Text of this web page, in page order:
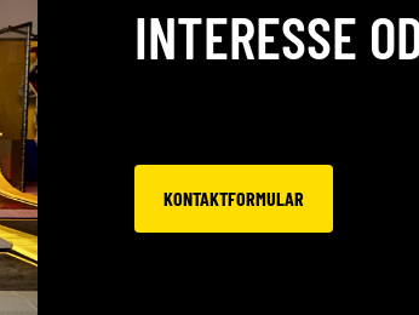
INTERESSE
KONTAKTFORMULAR